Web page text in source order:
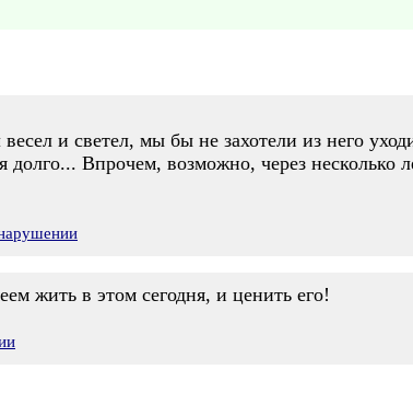
и светел, мы бы не захотели из него
долго... Впрочем, возможно, через несколько
жить в этом сегодня, и ценить его!